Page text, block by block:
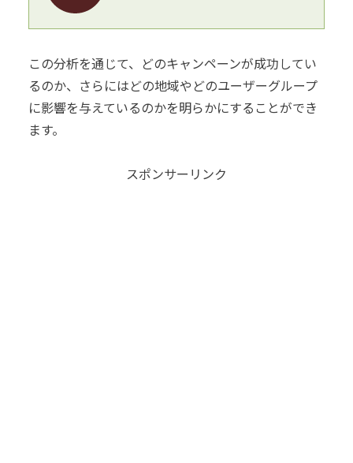
この分析を通じて、どのキャンペーンが成功してい
るのか、さらにはどの地域やどのユーザーグループ
に影響を与えているのかを明らかにすることができ
ます。
スポンサーリンク